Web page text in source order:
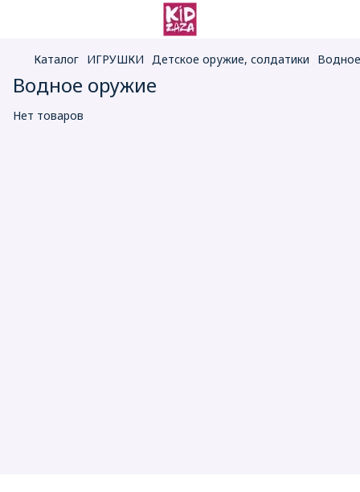
Каталог ИГРУШКИ Детское оружие, солдатики
Водное оружие
Нет товаров